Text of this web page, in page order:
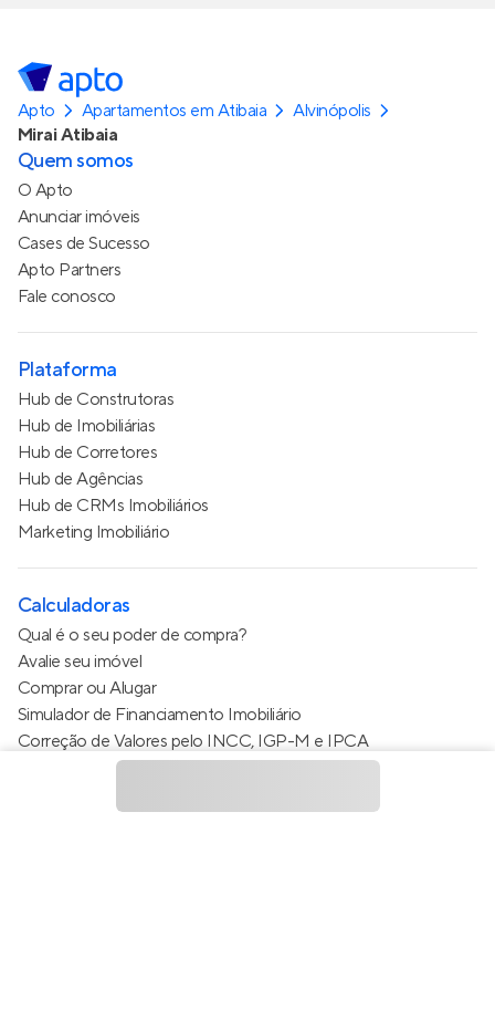
Apto Apartamentos em Atibaia
Alvinópolis
Mirai Atibaia
Quem somos
O Apto
Anunciar imóveis
Cases de Sucesso
Apto Partners
Fale conosco
Plataforma
Hub de Construtoras
Hub de Imobiliárias
Hub de Corretores
Hub de Agências
Hub de CRMs Imobiliários
Marketing Imobiliário
Calculadoras
Qual é o seu poder de compra?
Avalie seu imóvel
Comprar ou Alugar
Simulador de Financiamento Imobiliário
Correção de Valores pelo INCC, IGP-M e IPCA
Estimativa de valor do condomínio